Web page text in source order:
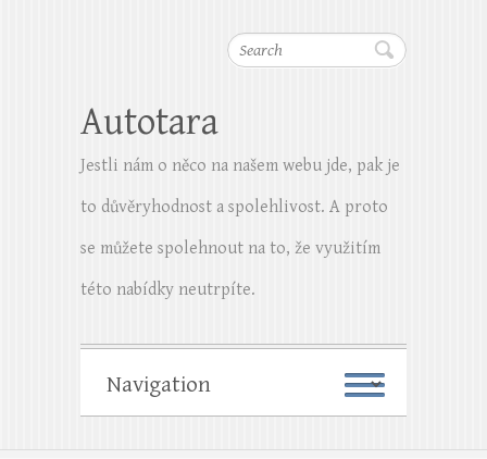
Search
Autotara
Jestli nám o něco na našem webu jde, pak je
to důvěryhodnost a spolehlivost. A proto
se můžete spolehnout na to, že využitím
této nabídky neutrpíte.